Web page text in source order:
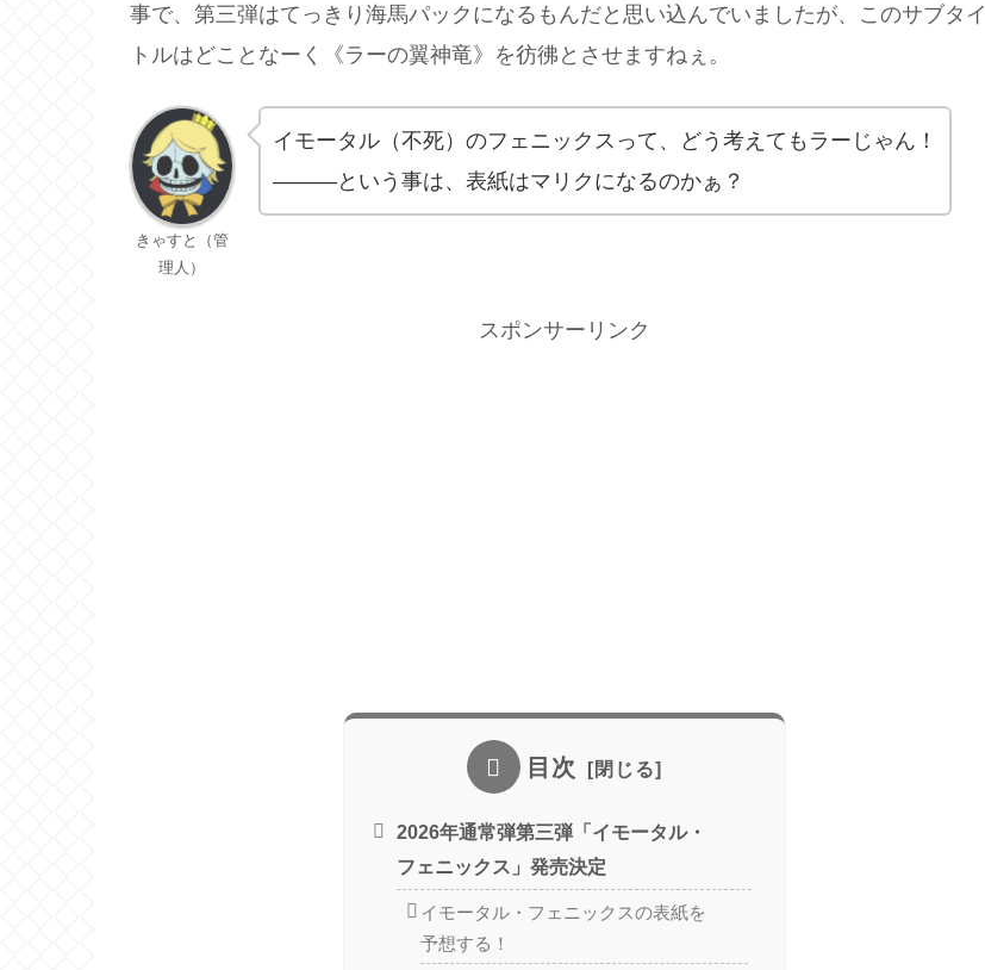
事で、第三弾はてっきり海馬パックになるもんだと思い込んでいましたが、このサブタイ
トルはどことなーく《ラーの翼神竜》を彷彿とさせますねぇ。
きゃすと（管
理人）
イモータル（不死）のフェニックスって、どう考えてもラーじゃん！
―――という事は、表紙はマリクになるのかぁ？
スポンサーリンク
目次
2026年通常弾第三弾「イモータル・
フェニックス」発売決定
イモータル・フェニックスの表紙を
予想する！